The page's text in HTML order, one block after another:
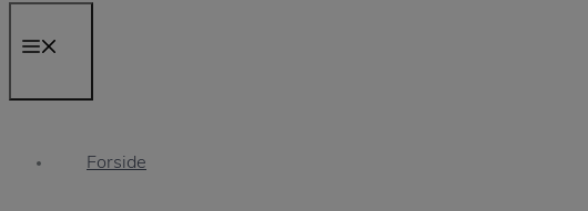
Forside